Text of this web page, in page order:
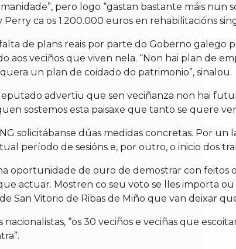
pero logo “gastan bastante máis
Perry ca os 1.200.000 euros en rehabilitacións
de plans reais por parte do Goberno galego
aos veciños que viven nela. “Non hai plan de
un plan de coidado do patrimonio”, sinalou.
advertiu que sen veciñanza non hai
sostemos esta paisaxe que tanto se quere
solicitábanse dúas medidas concretas. Por
período de sesións e, por outro, o inicio dos
oportunidade de ouro de demostrar con feitos
actuar. Mostren co seu voto se lles importa
San Vitorio de Ribas de Miño que van deixar
nacionalistas, “os 30 veciños e veciñas que